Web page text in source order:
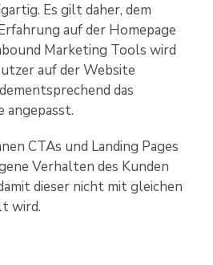
Es gilt daher, dem
auf der Homepage
Marketing Tools wird
auf der Website
das
CTAs und Landing Pages
Verhalten des Kunden
dieser nicht mit gleichen
wird.